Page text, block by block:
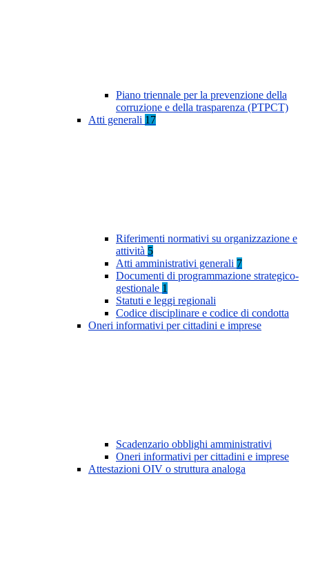
Piano triennale per la prevenzione della
corruzione e della trasparenza (PTPCT)
Atti generali 17
Riferimenti normativi su organizzazione e
attività 5
Atti amministrativi generali 7
Documenti di programmazione strategico-
gestionale 1
Statuti e leggi regionali
Codice disciplinare e codice di condotta
Oneri informativi per cittadini e imprese
Scadenzario obblighi amministrativi
Oneri informativi per cittadini e imprese
Attestazioni OIV o struttura analoga